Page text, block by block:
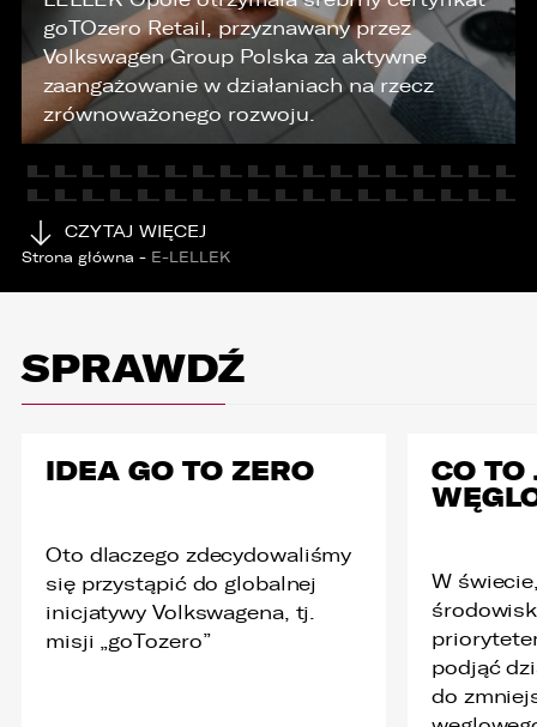
KONTAKT
goTOzero Retail, przyznawany przez
Volkswagen Group Polska za aktywne
zaangażowanie w działaniach na rzecz
zrównoważonego rozwoju.
CZYTAJ WIĘCEJ
Strona główna - E-LELLEK
SPRAWDŹ
IDEA GO TO ZERO
Oto dlaczego zdecydowaliśmy
się przystąpić do globalnej
inicjatywy Volkswagena, tj.
misji „goTozero”
CO TO
W
podjąć
do